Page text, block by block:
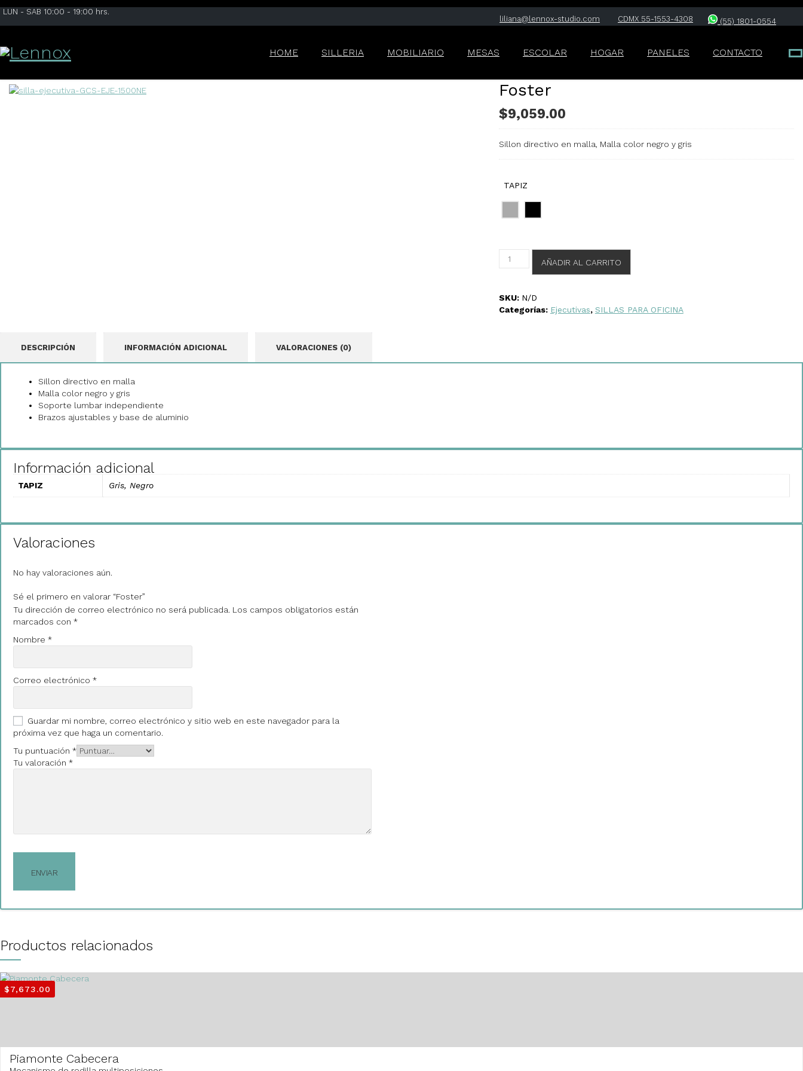
LUN - SAB 10:00 - 19:00 hrs.
liliana@lennox-studio.com
CDMX 55-1553-4308 (55) 1801-0554
HOME SILLERIA MOBILIARIO MESAS ESCOLAR HOGAR PANELES CONTACTO
Foster
$9,059.00
Sillon directivo en malla, Malla color negro y gris
TAPIZ
Foster
AÑADIR AL CARRITO
SKU: N/D
Categorías: Ejecutivas, SILLAS PARA OFICINA
DESCRIPCIÓN INFORMACIÓN ADICIONAL VALORACIONES (0)
Sillon directivo en malla
Malla color negro y gris
Soporte lumbar independiente
Brazos ajustables y base de aluminio
Información adicional
TAPIZ Gris, Negro
Valoraciones
No hay valoraciones aún.
Sé el primero en valorar “Foster”
Tu dirección de correo electrónico no será publicada. Los campos obligatorios están
marcados con *
Nombre *
Correo electrónico *
Guardar mi nombre, correo electrónico y sitio web en este navegador para la
próxima vez que haga un comentario.
Tu puntuación *
Tu valoración *
Productos relacionados
$7,673.00
Piamonte Cabecera